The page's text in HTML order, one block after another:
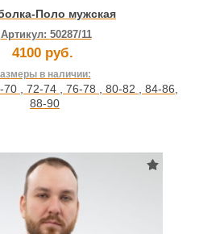
Поло мужская
Артикул: 50287/11
4100 руб.
в наличии:
70 , 72-74 , 76-78 , 80-82 , 84-86,
88-90